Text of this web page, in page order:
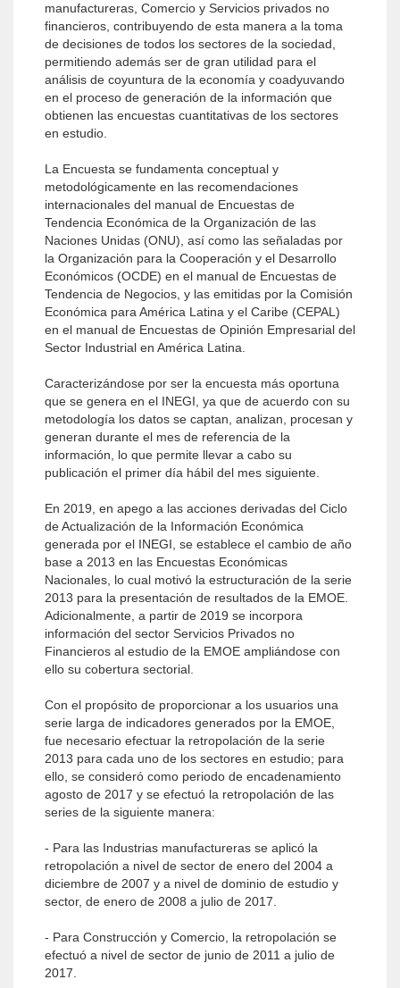
manufactureras, Comercio y Servicios privados no
financieros, contribuyendo de esta manera a la toma
de decisiones de todos los sectores de la sociedad,
permitiendo además ser de gran utilidad para el
análisis de coyuntura de la economía y coadyuvando
en el proceso de generación de la información que
obtienen las encuestas cuantitativas de los sectores
en estudio.
La Encuesta se fundamenta conceptual y
metodológicamente en las recomendaciones
internacionales del ma­nual de Encuestas de
Tendencia Económica de la Or­ganización de las
Naciones Unidas (ONU), así como las señaladas por
la Organización para la Cooperación y el Desarrollo
Económicos (OCDE) en el manual de Encuestas de
Tendencia de Negocios, y las emitidas por la Comisión
Económica para América Latina y el Caribe (CEPAL)
en el manual de Encuestas de Opi­nión Empresarial del
Sector Industrial en América Latina.
Caracterizándose por ser la encuesta más oportuna
que se genera en el INEGI, ya que de acuerdo con su
metodología los datos se captan, analizan, procesan y
generan durante el mes de referencia de la
información, lo que permite llevar a cabo su
publicación el primer día hábil del mes siguiente.
En 2019, en apego a las acciones derivadas del Ciclo
de Actualización de la Información Económica
generada por el INEGI, se establece el cambio de año
base a 2013 en las Encuestas Económicas
Nacionales, lo cual motivó la estructuración de la serie
2013 para la presentación de resultados de la EMOE.
Adicionalmente, a partir de 2019 se incorpora
información del sector Servicios Privados no
Financieros al estudio de la EMOE ampliándose con
ello su cobertura sectorial.
Con el propósito de proporcionar a los usuarios una
serie larga de indicadores generados por la EMOE,
fue necesario efectuar la retropolación de la serie
2013 para cada uno de los sectores en estudio; para
ello, se consideró como periodo de encadenamiento
agosto de 2017 y se efectuó la retropolación de las
series de la siguiente manera:
- Para las Industrias manufactureras se aplicó la
retropolación a nivel de sector de enero del 2004 a
diciembre de 2007 y a nivel de dominio de estudio y
sector, de enero de 2008 a julio de 2017.
- Para Construcción y Comercio, la retropolación se
efectuó a nivel de sector de junio de 2011 a julio de
2017.